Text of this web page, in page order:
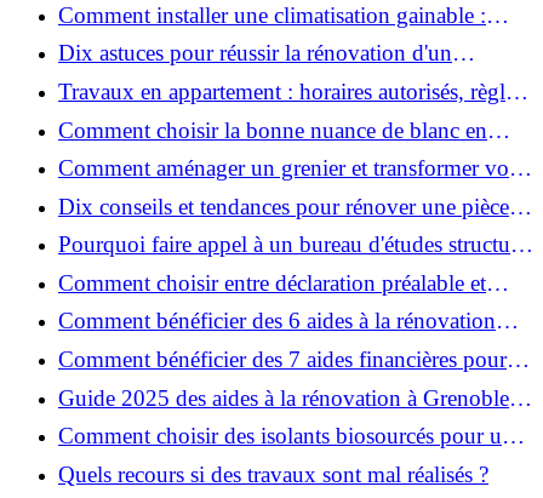
Comment installer une climatisation gainable :
coût, étapes et conseils ?
Dix astuces pour réussir la rénovation d'un
appartement
Travaux en appartement : horaires autorisés, règles
et bonnes pratiques
Comment choisir la bonne nuance de blanc en
décoration et éviter les pièges ?
Comment aménager un grenier et transformer vos
combles en espace habitable ?
Dix conseils et tendances pour rénover une pièce
de la maison
Pourquoi faire appel à un bureau d'études structure
pour garantir la sécurité de vos rénovations ?
Comment choisir entre déclaration préalable et
permis de construire pour vos travaux ?
Comment bénéficier des 6 aides à la rénovation
énergétique à Grenoble ?
Comment bénéficier des 7 aides financières pour la
rénovation énergétique à Voiron ?
Guide 2025 des aides à la rénovation à Grenoble et
Voiron : MaPrimeRénov’, CEE, aides locales
Comment choisir des isolants biosourcés pour une
rénovation écologique ?
Quels recours si des travaux sont mal réalisés ?